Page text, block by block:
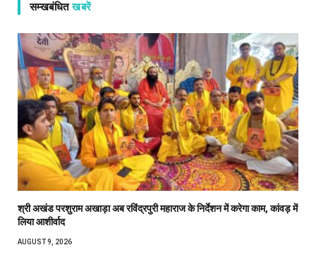
सम्खबंधितखबरें
श्री अखंड परशुराम अखाड़ा अब रविंद्रपुरी महाराज के निर्देशन में करेगा काम, कांवड़ में
लिया आशीर्वाद
AUGUST 9, 2026